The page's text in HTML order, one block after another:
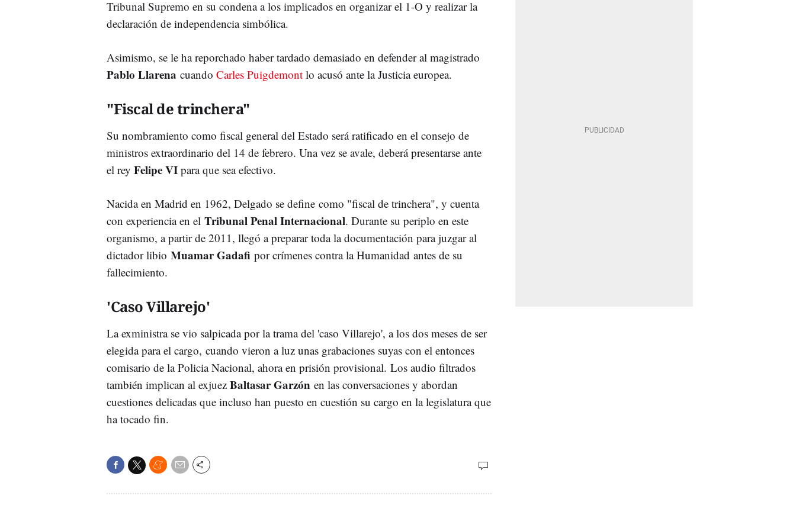
Tribunal Supremo en su condena a los implicados en organizar el 1-O y realizar la
declaración de independencia simbólica.
Asimismo, se le ha reporchado haber tardado demasiado en defender al magistrado
Pablo Llarena cuando Carles Puigdemont lo acusó ante la Justicia europea.
"Fiscal de trinchera"
Su nombramiento como fiscal general del Estado será ratificado en el consejo de
ministros extraordinario del 14 de febrero. Una vez se avale, deberá presentarse ante
el rey Felipe VI para que sea efectivo.
Nacida en Madrid en 1962, Delgado se define como "fiscal de trinchera", y cuenta
con experiencia en el Tribunal Penal Internacional. Durante su periplo en este
organismo, a partir de 2011, llegó a preparar toda la documentación para juzgar al
dictador libio Muamar Gadafi por crímenes contra la Humanidad antes de su
fallecimiento.
'Caso Villarejo'
La exministra se vio salpicada por la trama del 'caso Villarejo', a los dos meses de ser
elegida para el cargo, cuando vieron a luz unas grabaciones suyas con el entonces
comisario de la Policia Nacional, ahora en prisión provisional. Los audio filtrados
también implican al exjuez Baltasar Garzón en las conversaciones y abordan
cuestiones delicadas que incluso han puesto en cuestión su cargo en la legislatura que
ha tocado fin.